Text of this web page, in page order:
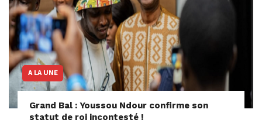
A LA UNE
Grand Bal : Youssou Ndour confirme son
statut de roi incontesté !